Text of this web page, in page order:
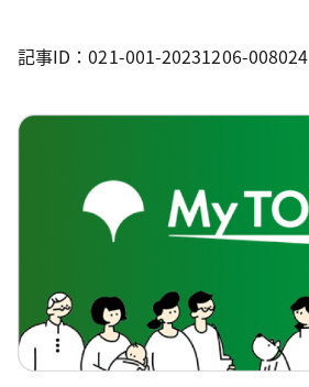
記事ID：021-001-20231206-008024